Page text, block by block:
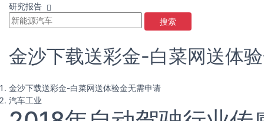
研究报告
搜索
金沙下载送彩金-白菜网送体
金沙下载送彩金-白菜网送体验金无需申请
汽车工业